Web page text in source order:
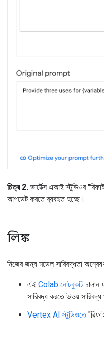
চিত্র 2. ভার্টেক্স এআই স্টুডিওর
আপডেট করতে ব্যবহৃত হচ্ছে।
লিঙ্ক
নিজের জন্য মডেল সারিবদ্ধতা
এই Colab নোটবুকটিচালান
সারিবদ্ধ করতে উভয়
Vertex AI স্টুডিওতে